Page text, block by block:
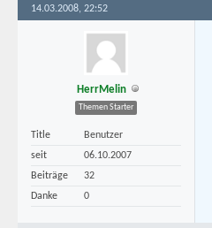
14.03.2008, 22:52
HerrMelin
Themen Starter
Title
Benutzer
seit
06.10.2007
Beiträge
32
Danke
0